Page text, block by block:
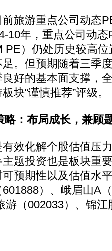
游重点公司动态
10年，重点公司动
PE）仍处历史较高
。但预期随着三季
好的基本面支撑，
块“谨慎推荐”评级。
略：布局成长，兼顾
化解个股估值压
题投资也是板块重
预期性以及估值水
）、峨眉山A
游（002033）、锦